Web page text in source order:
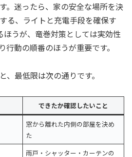
。迷ったら、家の安全な場所を決
る、ライトと充電手段を確保す
ほうが、竜巻対策としては実効性
行動の順番のほうが重要です。
、最低限は次の通りです。
できたか確認したいこと
窓から離れた内側の部屋を決め
た
雨戸・シャッター・カーテンの